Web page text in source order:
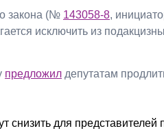
закона (№ 143058-8,
исключить из
предложил депутатам
снизить для представителей